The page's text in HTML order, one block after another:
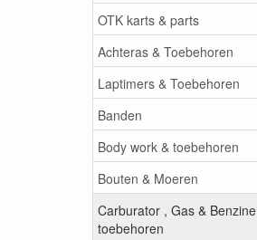
OTK karts & parts
Achteras & Toebehoren
Laptimers & Toebehoren
Banden
Body work & toebehoren
Bouten & Moeren
Carburator , Gas & Benzine
toebehoren